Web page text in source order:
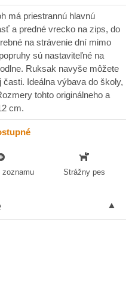
má priestrannú hlavnú
a predné vrecko na zips, do
na strávenie dní mimo
sú nastaviteľné na
Ruksak navyše môžete
Ideálna výbava do školy,
tohto originálneho a
cm.
zoznamu Strážny pes